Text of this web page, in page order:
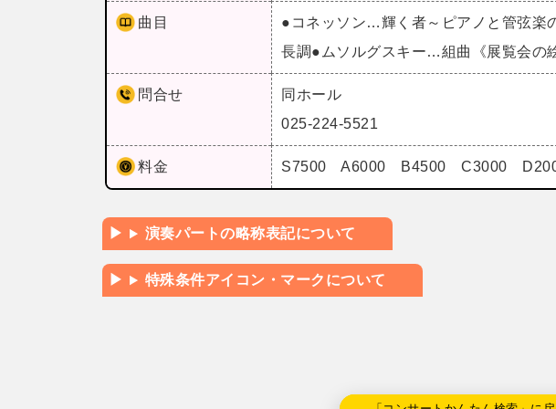
曲目
●コネッソン…輝く者～ピアノと管弦楽
長調●ムソルグスキー…組曲《展覧会の
問合せ
同ホール
025-224-5521
料金 S7500 A6000 B4500 C3000
演奏パートの略称表記について
特殊条件アイコン・マークについて